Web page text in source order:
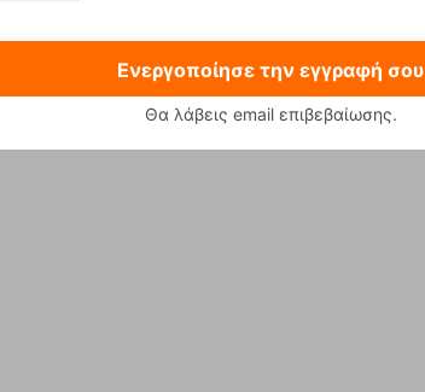
Ενεργοποίησε την εγγραφή σου
Θα λάβεις email επιβεβαίωσης.